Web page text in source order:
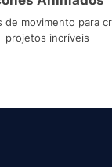
de movimento para
projetos incríveis